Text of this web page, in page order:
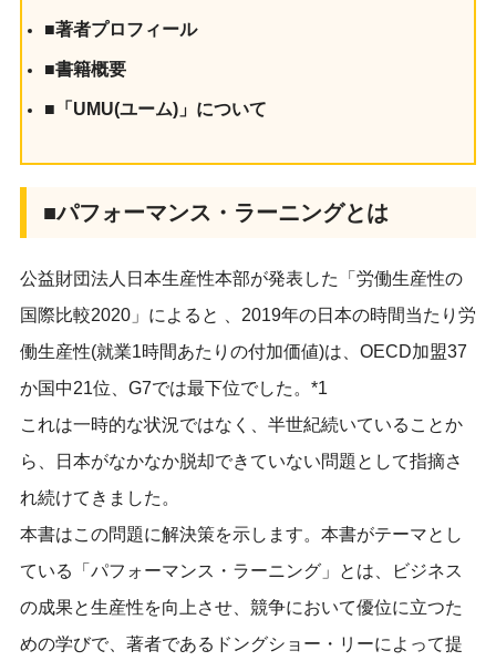
■著者プロフィール
■書籍概要
■「UMU(ユーム)」について
■パフォーマンス・ラーニングとは
公益財団法人日本生産性本部が発表した「労働生産性の
国際比較2020」によると 、2019年の日本の時間当たり労
働生産性(就業1時間あたりの付加価値)は、OECD加盟37
か国中21位、G7では最下位でした。*1
これは一時的な状況ではなく、半世紀続いていることか
ら、日本がなかなか脱却できていない問題として指摘さ
れ続けてきました。
本書はこの問題に解決策を示します。本書がテーマとし
ている「パフォーマンス・ラーニング」とは、ビジネス
の成果と生産性を向上させ、競争において優位に立つた
めの学びで、著者であるドングショー・リーによって提